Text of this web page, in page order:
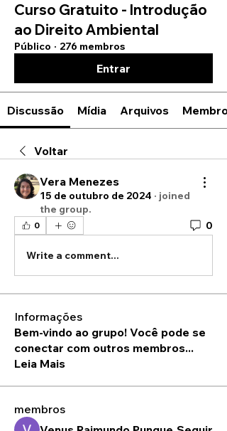
Curso Gratuito - Introdução
ao Direito Ambiental
Público · 276 membros
Entrar
Discussão Mídia Arquivos
Voltar
Vera Menezes
15 de outubro de 2024 · joined
the group.
0 0
Write a comment...
Informações
Bem-vindo ao grupo! Você pode se
conectar com outros membros...
Leia Mais
membros